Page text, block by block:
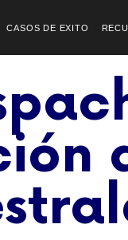
CASOS DE EXITO